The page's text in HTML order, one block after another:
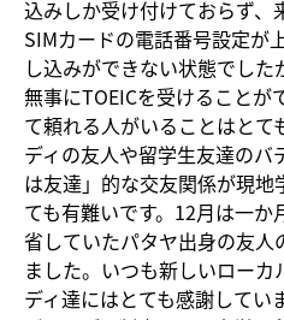
込みしか受け付けておらず、
SIMカードの電話番号設定が
し込みができない状態でし
無事にTOEICを受けることが
て頼れる人がいることはとて
ディの友人や留学生友達の
は友達」的な交友関係が現地
ても有難いです。12月は一
省していたパタヤ出身の友人
ました。いつも新しいロー
ディ達にはとても感謝してい